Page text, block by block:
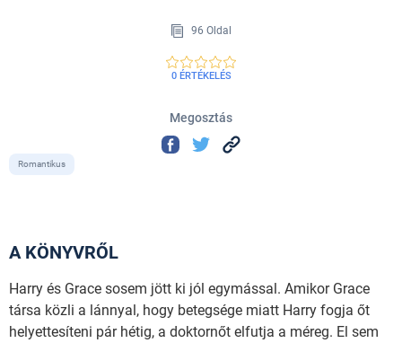
96 Oldal
0 ÉRTÉKELÉS
Megosztás
Romantikus
A KÖNYVRŐL
Harry és Grace sosem jött ki jól egymással. Amikor Grace
társa közli a lánnyal, hogy betegsége miatt Harry fogja őt
helyettesíteni pár hétig, a doktornőt elfutja a méreg. El sem